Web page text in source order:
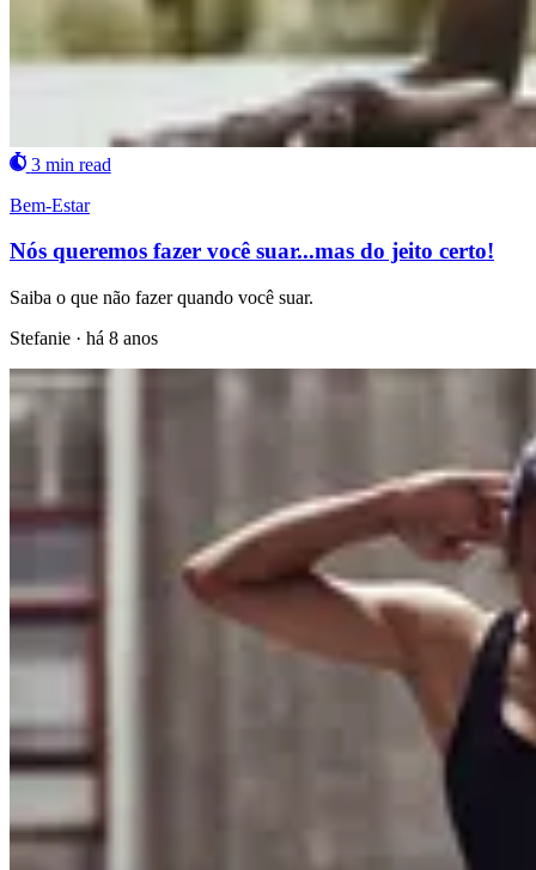
3 min read
Bem-Estar
Nós queremos fazer você suar...mas do jeito certo!
Saiba o que não fazer quando você suar.
Stefanie · há 8 anos